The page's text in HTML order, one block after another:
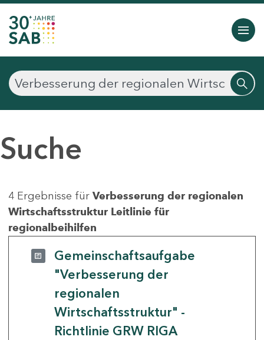
Suche
4 Ergebnisse für Verbesserung der regionalen
Wirtschaftsstruktur Leitlinie für
regionalbeihilfen
Gemeinschaftsaufgabe
"Verbesserung der
regionalen
Wirtschaftsstruktur" -
Richtlinie GRW RIGA